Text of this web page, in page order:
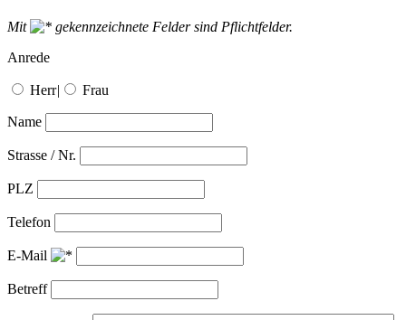
Mit
gekennzeichnete Felder sind Pflichtfelder.
Anrede
Herr| Frau
Name
Strasse / Nr.
PLZ
Telefon
E-Mail
Betreff